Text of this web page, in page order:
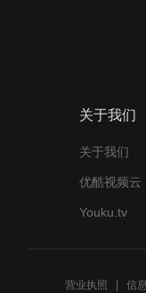
关于我们
关于我们
优酷视频云
Youku.tv
营业执照 信